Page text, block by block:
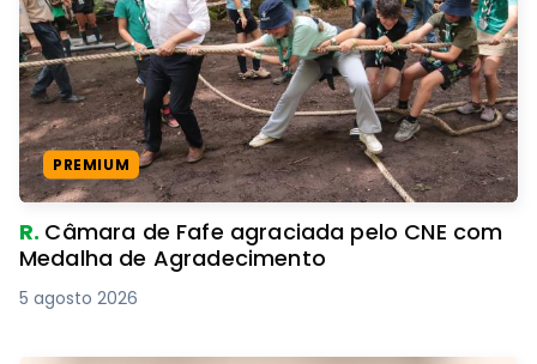
PREMIUM
R. Câmara de Fafe agraciada pelo CNE com
Medalha de Agradecimento
5 agosto 2026